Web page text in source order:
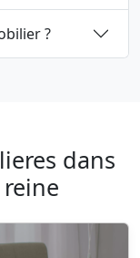
?
dans